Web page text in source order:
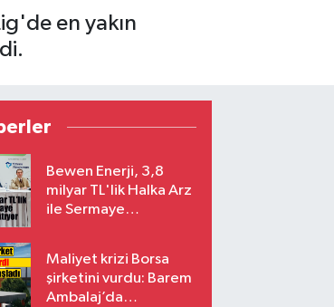
en yakın
Bewen Enerji, 3,8
milyar TL'lik Halka Arz
ile Sermaye
Maliyet krizi Borsa
şirketini vurdu: Barem
Ambalaj’da